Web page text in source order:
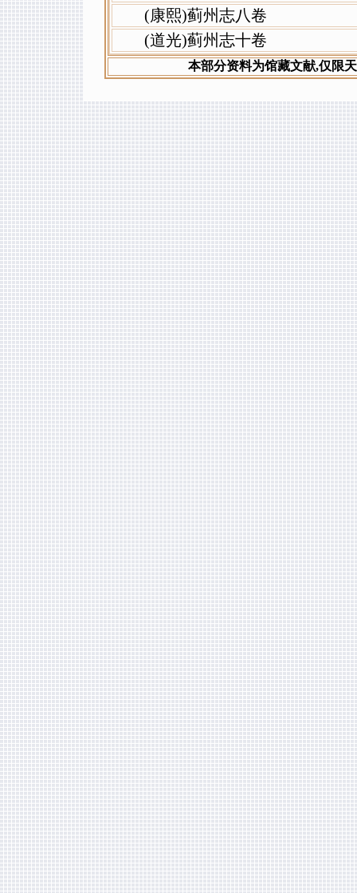
(康熙)蓟州志八卷
(道光)蓟州志十卷
本部分资料为馆藏文献,仅限